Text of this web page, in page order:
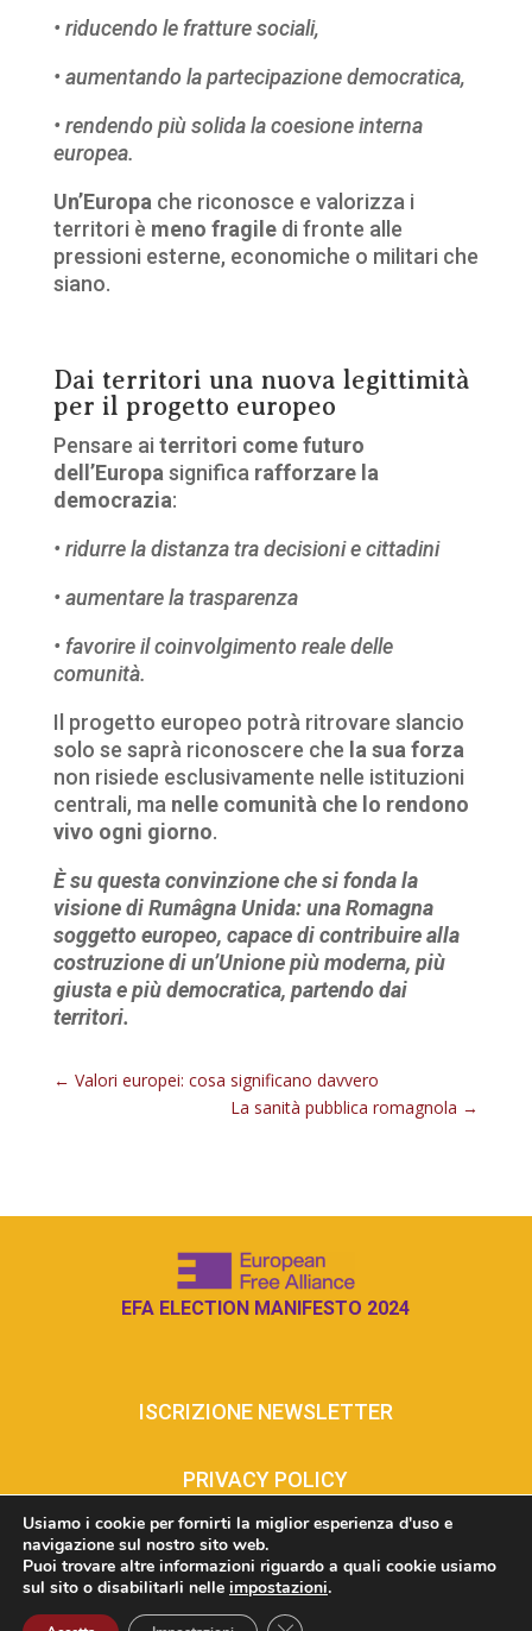
• riducendo le fratture sociali,
• aumentando la partecipazione democratica,
• rendendo più solida la coesione interna
europea.
Un’Europache riconosce e valorizza i
territori è meno fragiledi fronte alle
pressioni esterne, economiche o militari che
siano.
Dai territori una nuova legittimità
per il progetto europeo
Pensare ai territori come futuro
dell’Europasignifica rafforzare la
democrazia:
• ridurre la distanza tra decisioni e cittadini
• aumentare la trasparenza
• favorire il coinvolgimento reale delle
comunità.
Il progetto europeo potrà ritrovare slancio
solo se saprà riconoscere che la sua forza
non risiede esclusivamente nelle istituzioni
centrali, ma nelle comunità che lo rendono
vivo ogni giorno.
È su questa convinzione che si fonda la
visione di Rumâgna Unida: una Romagna
soggetto europeo, capace di contribuire alla
costruzione di un’Unione più moderna, più
giusta e più democratica, partendo dai
territori.
← Valori europei: cosa significano davvero
La sanità pubblica romagnola →
EFA ELECTION MANIFESTO 2024
ISCRIZIONE NEWSLETTER
PRIVACY POLICY
COOKIE POLICY
INFO@RUMAGNAUNIDA.EU
Usiamo i cookie per fornirti la miglior esperienza d'uso e
navigazione sul nostro sito web.
Puoi trovare altre informazioni riguardo a quali cookie usiamo
sul sito o disabilitarli nelle impostazioni.